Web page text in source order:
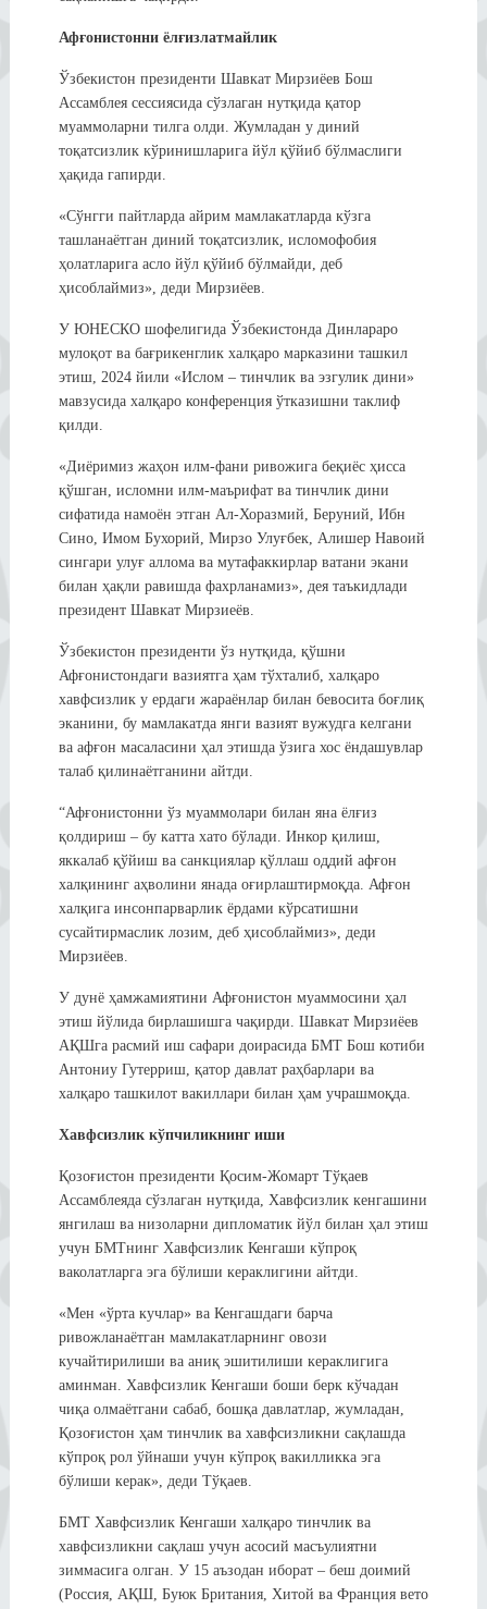
Афғонистонни ёлғизлатмайлик
Ўзбекистон президенти Шавкат Мирзиёев Бош
Ассамблея сессиясида сўзлаган нутқида қатор
муаммоларни тилга олди. Жумладан у диний
тоқатсизлик кўринишларига йўл қўйиб бўлмаслиги
ҳақида гапирди.
«Сўнгги пайтларда айрим мамлакатларда кўзга
ташланаётган диний тоқатсизлик, исломофобия
ҳолатларига асло йўл қўйиб бўлмайди, деб
ҳисоблаймиз», деди Мирзиёев.
У ЮНEСКО шофелигида Ўзбекистонда Динлараро
мулоқот ва бағрикенглик халқаро марказини ташкил
этиш, 2024 йили «Ислом – тинчлик ва эзгулик дини»
мавзусида халқаро конференция ўтказишни таклиф
қилди.
«Диёримиз жаҳон илм-фани ривожига беқиёс ҳисса
қўшган, исломни илм-маърифат ва тинчлик дини
сифатида намоён этган Ал-Хоразмий, Беруний, Ибн
Сино, Имом Бухорий, Мирзо Улуғбек, Алишер Навоий
сингари улуғ аллома ва мутафаккирлар ватани экани
билан ҳақли равишда фахрланамиз», дея таъкидлади
президент Шавкат Мирзиеёв.
Ўзбекистон президенти ўз нутқида, қўшни
Афғонистондаги вазиятга ҳам тўхталиб, халқаро
хавфсизлик у ердаги жараёнлар билан бевосита боғлиқ
эканини, бу мамлакатда янги вазият вужудга келгани
ва афғон масаласини ҳал этишда ўзига хос ёндашувлар
талаб қилинаётганини айтди.
“Афғонистонни ўз муаммолари билан яна ёлғиз
қолдириш – бу катта хато бўлади. Инкор қилиш,
яккалаб қўйиш ва санкциялар қўллаш оддий афғон
халқининг аҳволини янада оғирлаштирмоқда. Афғон
халқига инсонпарварлик ёрдами кўрсатишни
сусайтирмаслик лозим, деб ҳисоблаймиз», деди
Мирзиёев.
У дунё ҳамжамиятини Афғонистон муаммосини ҳал
этиш йўлида бирлашишга чақирди. Шавкат Мирзиёев
АҚШга расмий иш сафари доирасида БМТ Бош котиби
Антониу Гутерриш, қатор давлат раҳбарлари ва
халқаро ташкилот вакиллари билан ҳам учрашмоқда.
Хавфсизлик кўпчиликнинг иши
Қозоғистон президенти Қосим-Жомарт Тўқаев
Ассамблеяда сўзлаган нутқида, Хавфсизлик кенгашини
янгилаш ва низоларни дипломатик йўл билан ҳал этиш
учун БМТнинг Хавфсизлик Кенгаши кўпроқ
ваколатларга эга бўлиши кераклигини айтди.
«Мен «ўрта кучлар» ва Кенгашдаги барча
ривожланаётган мамлакатларнинг овози
кучайтирилиши ва аниқ эшитилиши кераклигига
аминман. Хавфсизлик Кенгаши боши берк кўчадан
чиқа олмаётгани сабаб, бошқа давлатлар, жумладан,
Қозоғистон ҳам тинчлик ва хавфсизликни сақлашда
кўпроқ рол ўйнаши учун кўпроқ вакилликка эга
бўлиши керак», деди Тўқаев.
БМТ Хавфсизлик Кенгаши халқаро тинчлик ва
хавфсизликни сақлаш учун асосий масъулиятни
зиммасига олган. У 15 аъзодан иборат – беш доимий
(Россия, АҚШ, Буюк Британия, Хитой ва Франция вето